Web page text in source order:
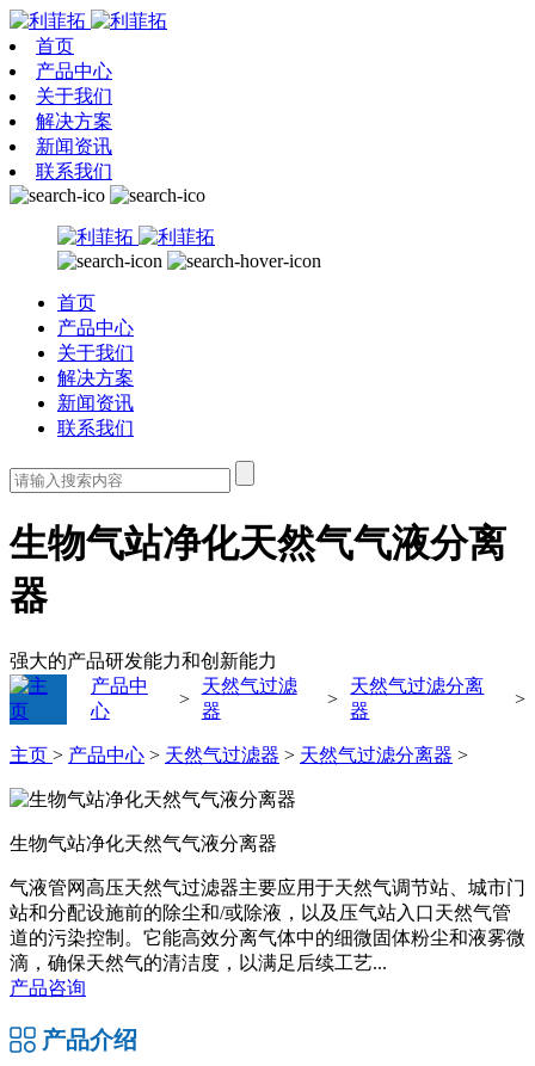
首页
产品中心
关于我们
解决方案
新闻资讯
联系我们
首页
产品中心
关于我们
解决方案
新闻资讯
联系我们
生物气站净化天然气气液分离
器
强大的产品研发能力和创新能力
产品中
心
>
天然气过滤
器
>
天然气过滤分离
器
>
主页 > 产品中心 > 天然气过滤器 > 天然气过滤分离器 >
生物气站净化天然气气液分离器
气液管网高压天然气过滤器主要应用于天然气调节站、城市门
站和分配设施前的除尘和/或除液，以及压气站入口天然气管
道的污染控制。它能高效分离气体中的细微固体粉尘和液雾微
滴，确保天然气的清洁度，以满足后续工艺...
产品咨询
产品介绍